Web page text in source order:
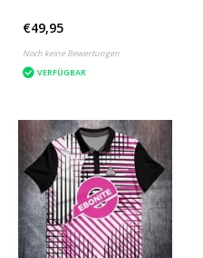
€49,95
Noch keine Bewertungen
VERFÜGBAR